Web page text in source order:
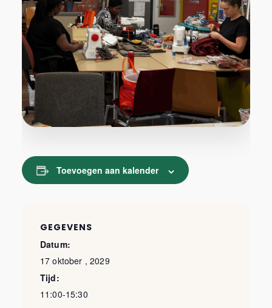
Toevoegen aan kalender
GEGEVENS
Datum:
17 oktober , 2029
Tijd:
11:00-15:30